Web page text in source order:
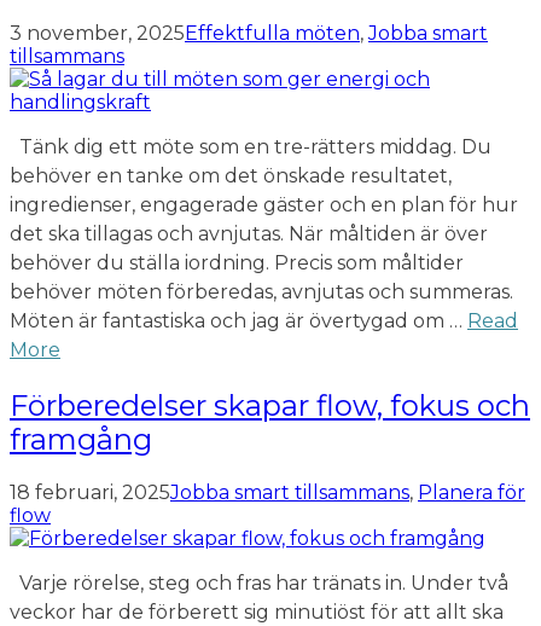
3 november, 2025 Effektfulla möten,Jobba smart
tillsammans
Tänk dig ett möte som en tre-rätters middag. Du
behöver en tanke om det önskade resultatet,
ingredienser, engagerade gäster och en plan för hur
det ska tillagas och avnjutas. När måltiden är över
behöver du ställa iordning. Precis som måltider
behöver möten förberedas, avnjutas och summeras.
Möten är fantastiska och jag är övertygad om … Read
More
Förberedelser skapar flow, fokus och
framgång
18 februari, 2025Jobba smart tillsammans, Planera för
flow
Varje rörelse, steg och fras har tränats in. Under två
veckor har de förberett sig minutiöst för att allt ska